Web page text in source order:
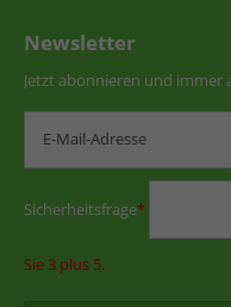
Newsletter
Jetzt abonnieren und immer
Sicherheitsfrage*
Sie 3 plus 5.